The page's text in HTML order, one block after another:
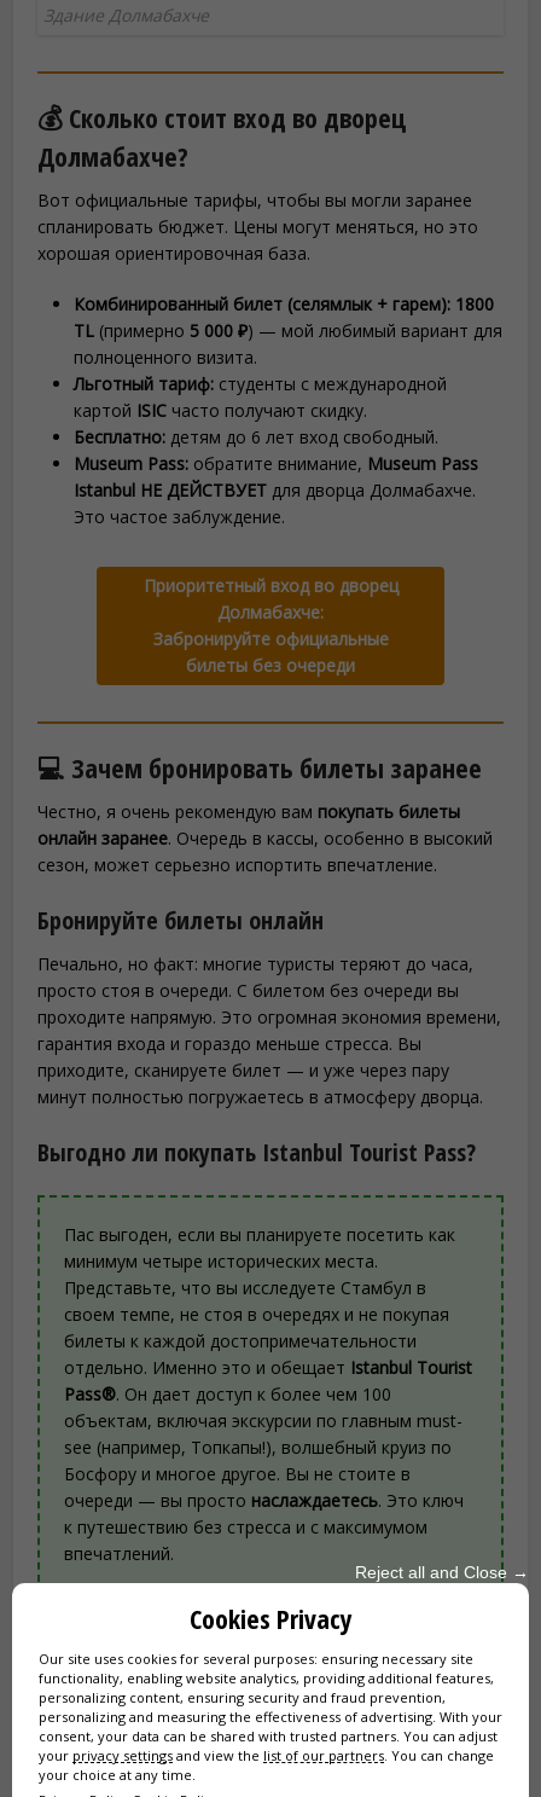
Здание Долмабахче
💰 Сколько стоит вход во дворец
Долмабахче?
Вот официальные тарифы, чтобы вы могли заранее
спланировать бюджет. Цены могут меняться, но это
хорошая ориентировочная база.
Комбинированный билет (селямлык + гарем): 1800
TL (примерно 5 000 ₽) — мой любимый вариант для
полноценного визита.
Льготный тариф: студенты с международной
картой ISIC часто получают скидку.
Бесплатно: детям до 6 лет вход свободный.
Museum Pass: обратите внимание, Museum Pass
Istanbul НЕ ДЕЙСТВУЕТ для дворца Долмабахче.
Это частое заблуждение.
Приоритетный вход во дворец
Долмабахче:
Забронируйте официальные
билеты без очереди
💻 Зачем бронировать билеты заранее
Честно, я очень рекомендую вам покупать билеты
онлайн заранее. Очередь в кассы, особенно в высокий
сезон, может серьезно испортить впечатление.
Бронируйте билеты онлайн
Печально, но факт: многие туристы теряют до часа,
просто стоя в очереди. С билетом без очереди вы
проходите напрямую. Это огромная экономия времени,
гарантия входа и гораздо меньше стресса. Вы
приходите, сканируете билет — и уже через пару
минут полностью погружаетесь в атмосферу дворца.
Выгодно ли покупать Istanbul Tourist Pass?
Пас выгоден, если вы планируете посетить как
минимум четыре исторических места.
Представьте, что вы исследуете Стамбул в
своем темпе, не стоя в очередях и не покупая
билеты к каждой достопримечательности
отдельно. Именно это и обещает Istanbul Tourist
Pass®. Он дает доступ к более чем 100
объектам, включая экскурсии по главным must-
see (например, Топкапы!), волшебный круиз по
Босфору и многое другое. Вы не стоите в
очереди — вы просто наслаждаетесь. Это ключ
к путешествию без стресса и с максимумом
впечатлений.
Забронируйте Istanbul Tourist Pass
онлайн (скидка до 20%)
Доступ к 100+
достопримечательностям и
билетам без очереди
Reject all and Close →
Cookies Privacy
Our site uses cookies for several purposes: ensuring necessary site
functionality, enabling website analytics, providing additional features,
personalizing content, ensuring security and fraud prevention,
personalizing and measuring the effectiveness of advertising. With your
consent, your data can be shared with trusted partners. You can adjust
your privacy settings and view the list of our partners. You can change
your choice at any time.